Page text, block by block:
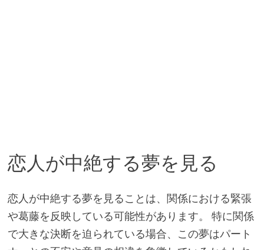
恋人が中絶する夢を見る
恋人が中絶する夢を見ることは、関係における緊張
や葛藤を反映している可能性があります。 特に関係
で大きな決断を迫られている場合、この夢はパート